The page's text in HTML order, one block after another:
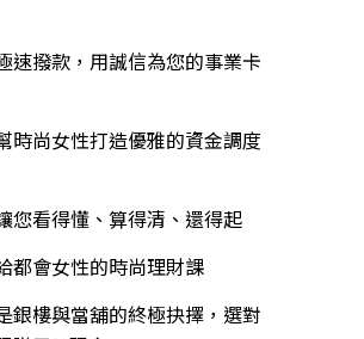
速撥款，用誠信為您的事業卡
時尚女性打造優雅的資金調度
您看得懂、算得清、還得起
都會女性的時尚理財課
銀樓與當舖的終極抉擇，選對